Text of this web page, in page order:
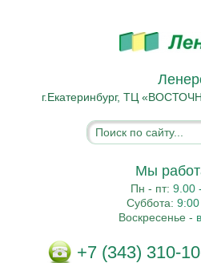
г.Екатеринбург, ТЦ
Мы
Пн - пт:9.00
Суббота:
Воскресенье -
+7 (343) 310-